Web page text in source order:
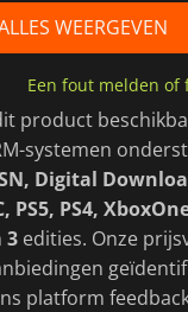
WEERGEVEN
Een fout melden of
product
systemen
Digital
PS5, PS4,
3 edities. Onze
platform